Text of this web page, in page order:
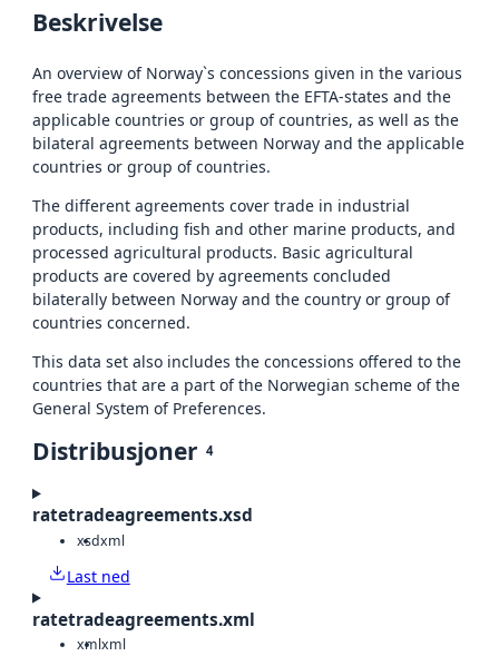
Beskrivelse
An overview of Norway`s concessions given in the various
free trade agreements between the EFTA-states and the
applicable countries or group of countries, as well as the
bilateral agreements between Norway and the applicable
countries or group of countries.
The different agreements cover trade in industrial
products, including fish and other marine products, and
processed agricultural products. Basic agricultural
products are covered by agreements concluded
bilaterally between Norway and the country or group of
countries concerned.
This data set also includes the concessions offered to the
countries that are a part of the Norwegian scheme of the
General System of Preferences.
Distribusjoner 4
ratetradeagreements.xsd
xsdxml
Last ned
ratetradeagreements.xml
xmlxml